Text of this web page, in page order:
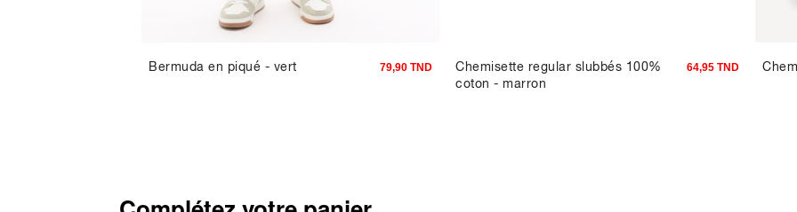
Bermuda en piqué - vert 79,90 TND
Chemisette regular slubbés 100%
coton - marron
64,95 TND